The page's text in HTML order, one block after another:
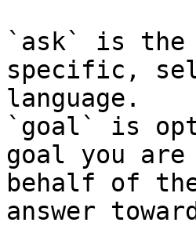
`ask` is the
specific,
language.
`goal` is
goal you
behalf of
answer